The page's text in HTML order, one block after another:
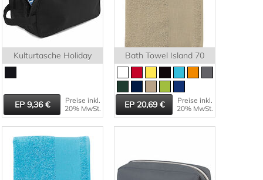
Kulturtasche Holiday
9,36
Preise inkl.
20% MwSt.
Bath Towel Island 70
20,69
Preise inkl.
20% MwSt.